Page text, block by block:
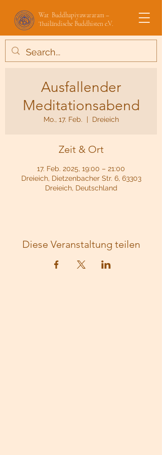
Wat Buddhapiyawararam –
Thailändische Buddhisten e.V.
Ausfallender
Meditationsabend
Mo., 17. Feb.
  |
Dreieich
Zeit & Ort
17. Feb. 2025, 19:00 – 21:00
Dreieich, Dietzenbacher Str. 6, 63303
Dreieich, Deutschland
Diese Veranstaltung teilen